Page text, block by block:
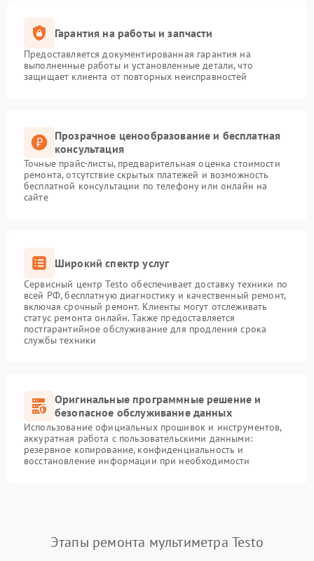
Гарантия на работы и запчасти
Предоставляется документированная гарантия на
выполненные работы и установленные детали, что
защищает клиента от повторных неисправностей
Прозрачное ценообразование и бесплатная
консультация
Точные прайс-листы, предварительная оценка стоимости
ремонта, отсутствие скрытых платежей и возможность
бесплатной консультации по телефону или онлайн на
сайте
Широкий спектр услуг
Сервисный центр Testo обеспечивает доставку техники по
всей РФ, бесплатную диагностику и качественный ремонт,
включая срочный ремонт. Клиенты могут отслеживать
статус ремонта онлайн. Также предоставляется
постгарантийное обслуживание для продления срока
службы техники
Оригинальные программные решение и
безопасное обслуживание данных
Использование официальных прошивок и инструментов,
аккуратная работа с пользовательскими данными:
резервное копирование, конфиденциальность и
восстановление информации при необходимости
Этапы ремонта мультиметра Testo